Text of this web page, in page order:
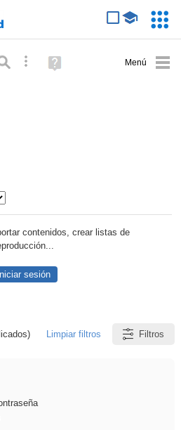
Búsqueda avanzada
Ayuda
(en
contenidos, crear listas de
Iniciar sesión
Limpiar filtros Filtros